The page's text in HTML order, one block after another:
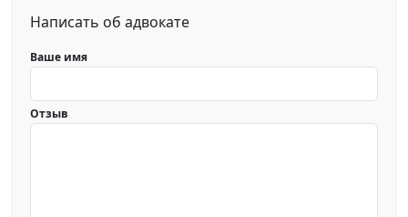
Написать об адвокате
Ваше имя
Отзыв